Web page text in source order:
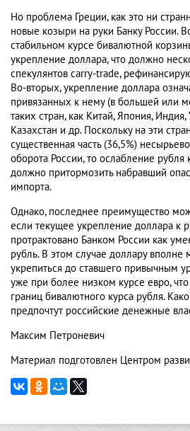
Но проблема Греции, как это ни
новые козыри на руки Банку России.
стабильном курсе бивалютной
укрепление доллара, что должно
спекулянтов carry-trade,
Во-вторых, укрепление доллара
привязанных к нему (в большей или
таких стран, как Китай, Япония, Индия,
Казахстан и др. Поскольку на эти
существенная часть (36,5%)
оборота России, то ослабление
должно притормозить набравший
импорта.
Однако, последнее преимущество
если текущее укрепление доллара к
протрактовано Банком России как
рубль. В этом случае доллару
укрепиться до ставшего привычным
уже при более низком курсе евро,
границ бивалютного курса рубля.
предпочтут российские денежные
Максим Петроневич
Материал подготовлен Центром